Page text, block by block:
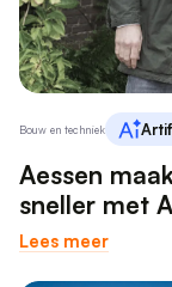
Bouw en techniek
Aessen
sneller met
Lees meer